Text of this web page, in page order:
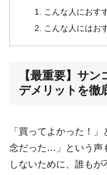
こんな人におす
こんな人にはお
【最重要】サ
デメリットを徹
「買ってよかった！
念だった…」という声
しないために、誰も